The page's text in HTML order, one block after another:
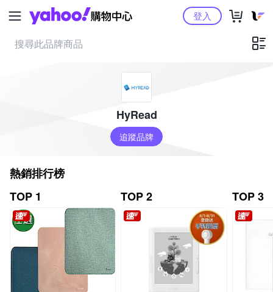
Yahoo購物中心登入
HyRead
追蹤品牌
熱銷排行榜
TOP 1
TOP 2 TOP 3